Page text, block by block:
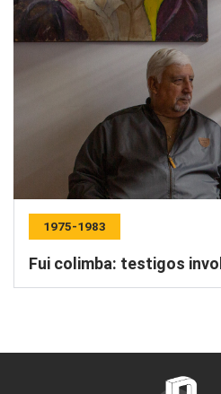
1975-1983
Fui colimba: testigos